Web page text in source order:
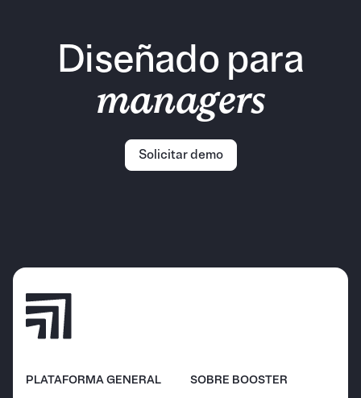
Diseñado para
managers
Solicitar demo
PLATAFORMA GENERAL SOBRE BOOSTER